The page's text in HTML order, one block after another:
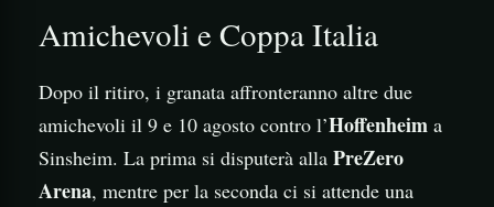
Amichevoli e Coppa Italia
Dopo il ritiro, i granata affronteranno altre due
amichevoli il 9 e 10 agosto contro l’Hoffenheim a
Sinsheim. La prima si disputerà alla PreZero
Arena, mentre per la seconda ci si attende una